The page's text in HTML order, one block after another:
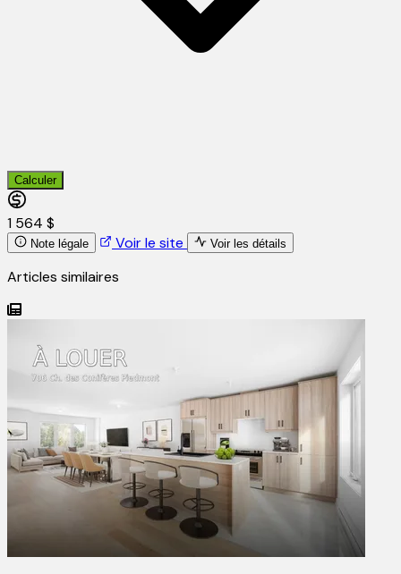
Calculer
1 564 $
Note légale Voir le site Voir les détails
Articles similaires